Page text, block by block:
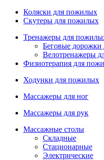
Коляски для пожилых
Скутеры для пожилых
Тренажеры для
Беговые
Велотренажеры
Физиотерапия для
Ходунки для пожилых
Массажеры для ног
Массажеры для рук
Массажные столы
Складные
Стационарные
Электрические